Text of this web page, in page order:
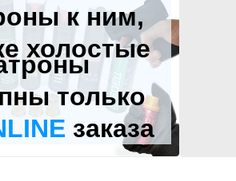
к ним,
холостые
только
заказа